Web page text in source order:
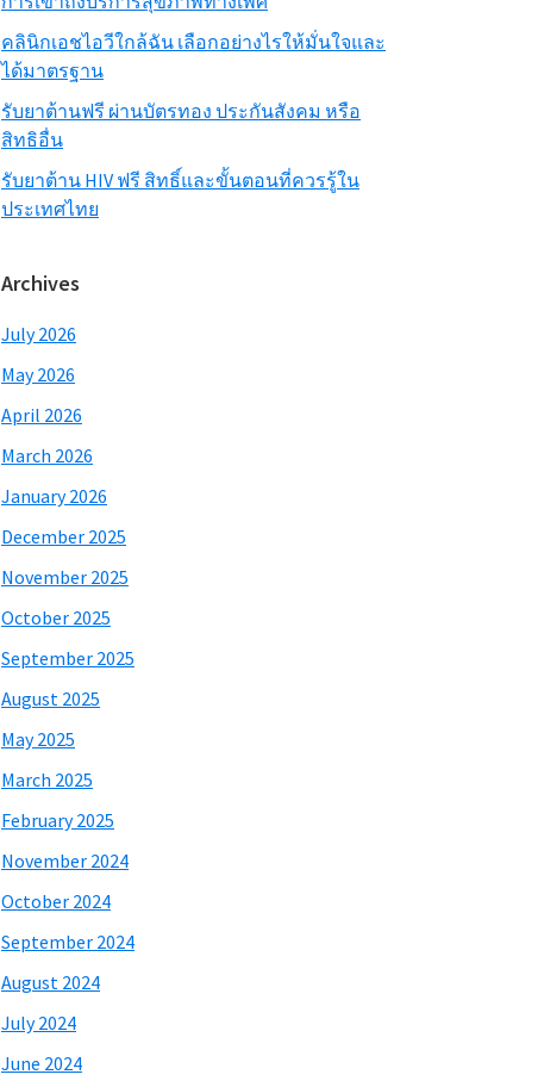
คลินิกเอชไอวีใกล้ฉัน เลือกอย่างไรให้มั่นใจและ
ได้มาตรฐาน
รับยาต้านฟรี ผ่านบัตรทอง ประกันสังคม หรือ
สิทธิอื่น
รับยาต้าน HIV ฟรี สิทธิ์และขั้นตอนที่ควรรู้ใน
ประเทศไทย
Archives
July 2026
May 2026
April 2026
March 2026
January 2026
December 2025
November 2025
October 2025
September 2025
August 2025
May 2025
March 2025
February 2025
November 2024
October 2024
September 2024
August 2024
July 2024
June 2024